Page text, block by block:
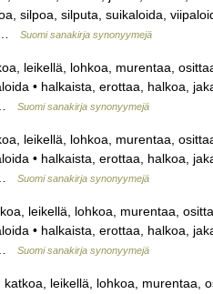
silpoa, silputa, suikaloida,
…
Suomi sanakirja synonyymejä
leikellä, lohkoa, murentaa,
• halkaista, erottaa, halkoa,
Suomi sanakirja synonyymejä
leikellä, lohkoa, murentaa,
• halkaista, erottaa, halkoa,
Suomi sanakirja synonyymejä
leikellä, lohkoa, murentaa,
• halkaista, erottaa, halkoa,
Suomi sanakirja synonyymejä
leikellä, lohkoa, murentaa,